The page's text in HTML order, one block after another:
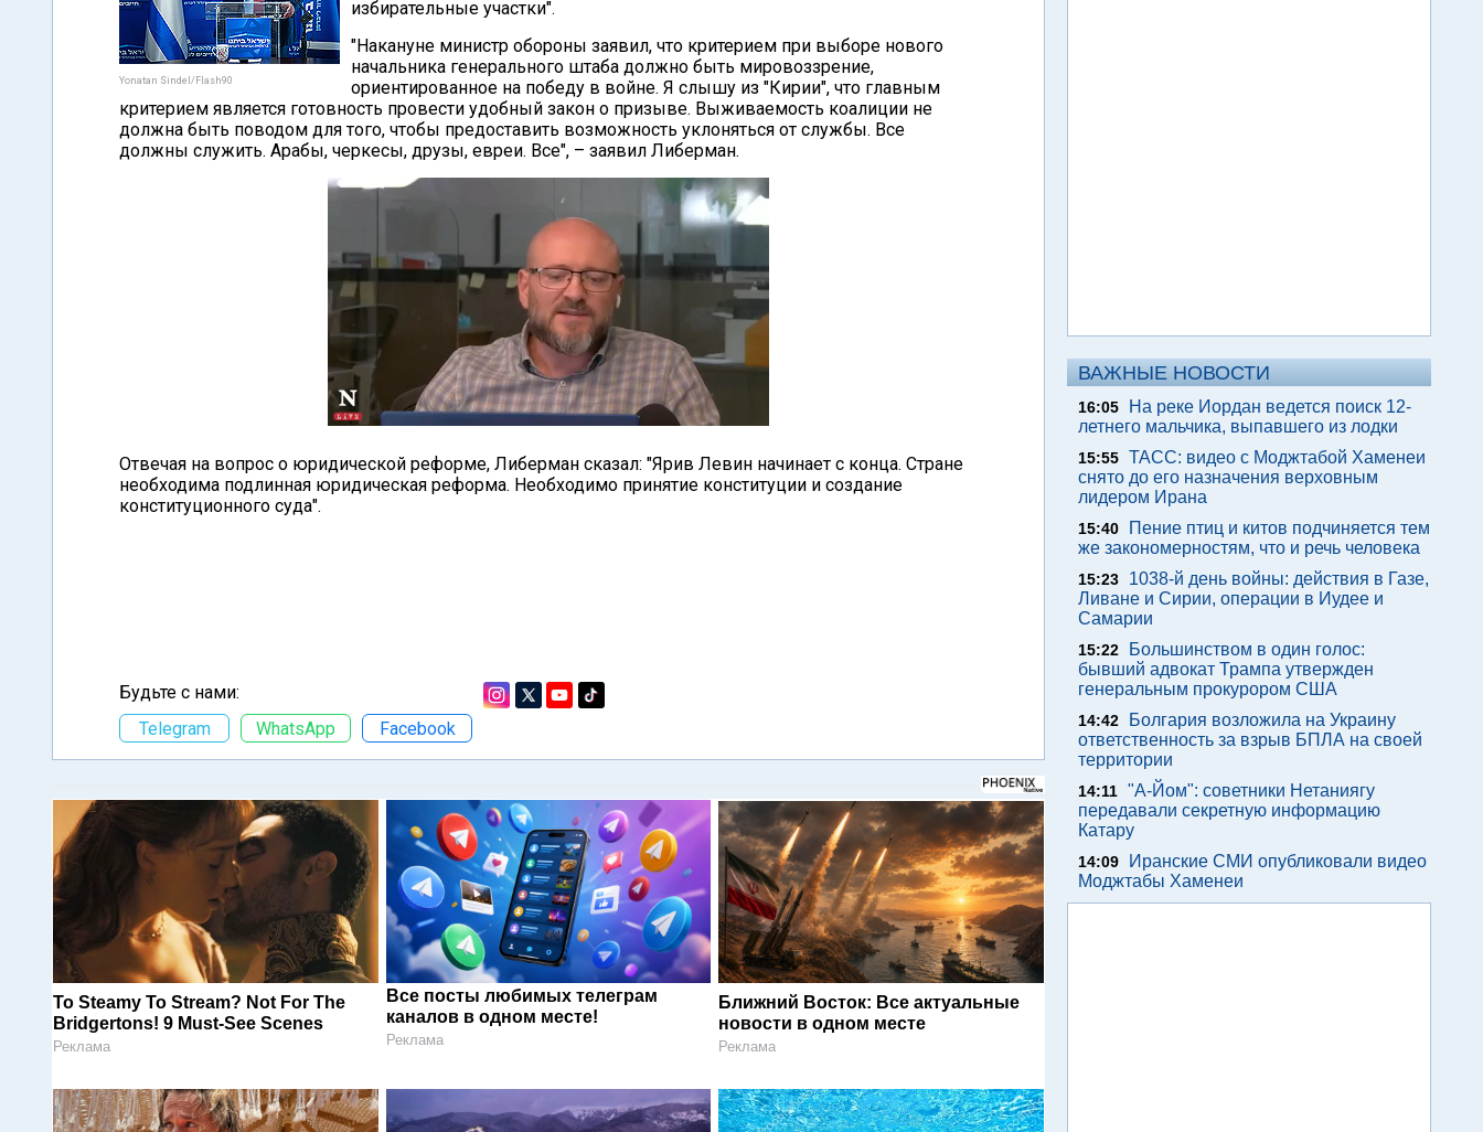
Yonatan Sindel/Flash90
избирательные участки".
"Накануне министр обороны заявил, что критерием при выборе нового
начальника генерального штаба должно быть мировоззрение,
ориентированное на победу в войне. Я слышу из "Кирии", что главным
критерием является готовность провести удобный закон о призыве. Выживаемость коалиции не
должна быть поводом для того, чтобы предоставить возможность уклоняться от службы. Все
должны служить. Арабы, черкесы, друзы, евреи. Все", – заявил Либерман.
Отвечая на вопрос о юридической реформе, Либерман сказал: "Ярив Левин начинает с конца. Стране
необходима подлинная юридическая реформа. Необходимо принятие конституции и создание
конституционного суда".
Будьте с нами:
Telegram
WhatsApp Facebook
To Steamy To Stream? Not For The
Bridgertons! 9 Must-See Scenes
Реклама
Все посты любимых телеграм
каналов в одном месте!
Реклама
Ближний Восток: Все актуальные
новости в одном месте
Реклама
ВАЖНЫЕ НОВОСТИ
16:05
На реке Иордан ведется поиск 12-
летнего мальчика, выпавшего из лодки
15:55 ТАСС: видео с Моджтабой Хаменеи
снято до его назначения верховным
лидером Ирана
15:40
Пение птиц и китов подчиняется тем
же закономерностям, что и речь человека
15:23
1038-й день войны: действия в Газе,
Ливане и Сирии, операции в Иудее и
Самарии
15:22
Большинством в один голос:
бывший адвокат Трампа утвержден
генеральным прокурором США
14:42
Болгария возложила на Украину
ответственность за взрыв БПЛА на своей
территории
14:11 "А-Йом": советники Нетаниягу
передавали секретную информацию
Катару
14:09
Иранские СМИ опубликовали видео
Моджтабы Хаменеи